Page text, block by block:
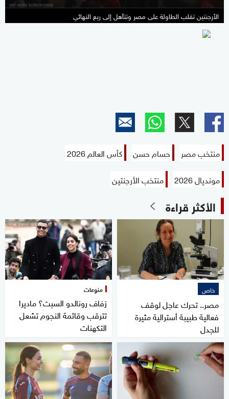
الأرجنتين تقلب الطاولة على مصر وتتأهل إلى ربع النهائي
منتخب مصر حسام حسن
كأس العالم 2026
مونديال 2026
منتخب الأرجنتين
الأكثر قراءة
خاص
مصر.. تحرك عاجل لوقف
فعالية طبيبة أسترالية مثيرة
للجدل
منوعات
زفاف رونالدو السبت؟ ماديرا
تترقب وقائمة النجوم تشعل
التكهنات